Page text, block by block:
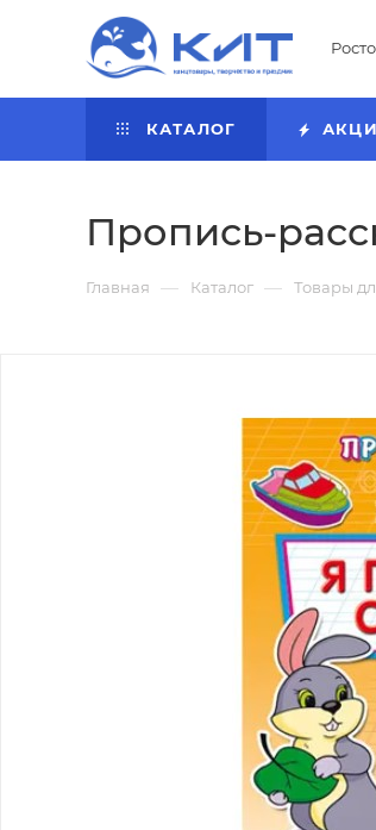
КАТАЛОГ
Пропись-
Главная — Каталог — Товары